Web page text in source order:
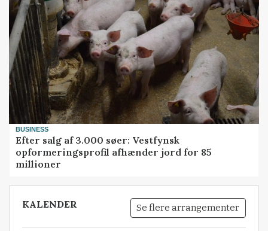
BUSINESS
Efter salg af 3.000 søer: Vestfynsk
opformeringsprofil afhænder jord for 85
millioner
KALENDER Se flere arrangementer